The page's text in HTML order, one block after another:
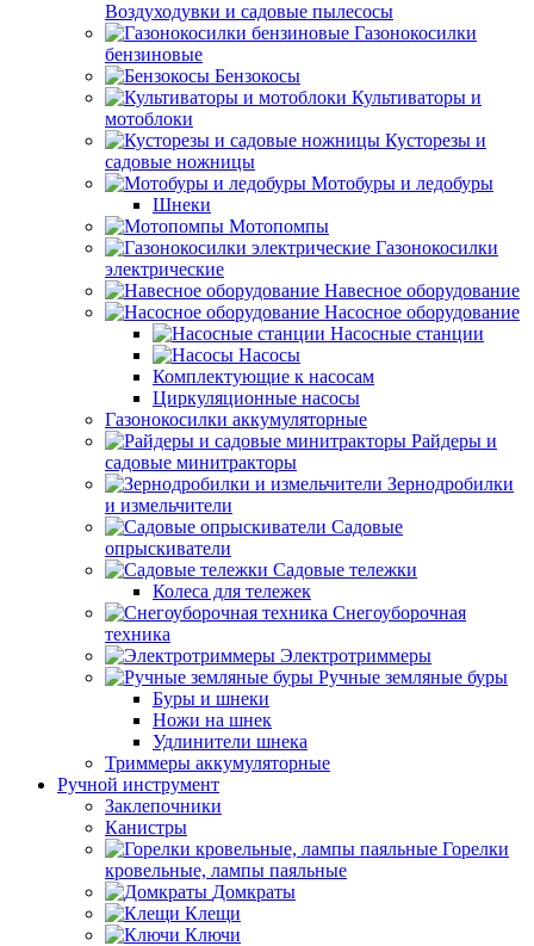
Воздуходувки и садовые пылесосы
Газонокосилки
бензиновые
Бензокосы
Культиваторы и
мотоблоки
Кусторезы и
садовые ножницы
Мотобуры и ледобуры
Шнеки
Мотопомпы
Газонокосилки
электрические
Навесное оборудование
Насосное оборудование
Насосные станции
Насосы
Комплектующие к насосам
Циркуляционные насосы
Газонокосилки аккумуляторные
Райдеры и
садовые минитракторы
Зернодробилки
и измельчители
Садовые
опрыскиватели
Садовые тележки
Колеса для тележек
Снегоуборочная
техника
Электротриммеры
Ручные земляные буры
Буры и шнеки
Ножи на шнек
Удлинители шнека
Триммеры аккумуляторные
Ручной инструмент
Заклепочники
Канистры
Горелки
кровельные, лампы паяльные
Домкраты
Клещи
Ключи